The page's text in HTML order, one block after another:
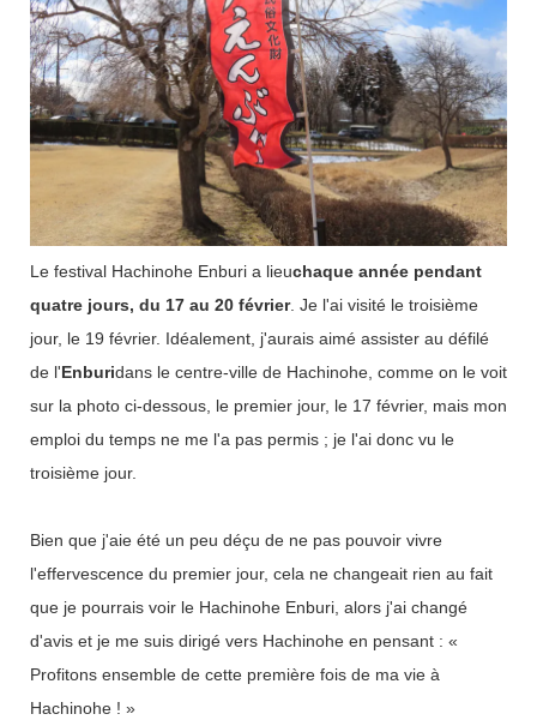
Le festival Hachinohe Enburi a lieuchaque année pendant
quatre jours, du 17 au 20 février. Je l'ai visité le troisième
jour, le 19 février. Idéalement, j'aurais aimé assister au défilé
de l'Enburidans le centre-ville de Hachinohe, comme on le voit
sur la photo ci-dessous, le premier jour, le 17 février, mais mon
emploi du temps ne me l'a pas permis ; je l'ai donc vu le
troisième jour.
Bien que j'aie été un peu déçu de ne pas pouvoir vivre
l'effervescence du premier jour, cela ne changeait rien au fait
que je pourrais voir le Hachinohe Enburi, alors j'ai changé
d'avis et je me suis dirigé vers Hachinohe en pensant : «
Profitons ensemble de cette première fois de ma vie à
Hachinohe ! »